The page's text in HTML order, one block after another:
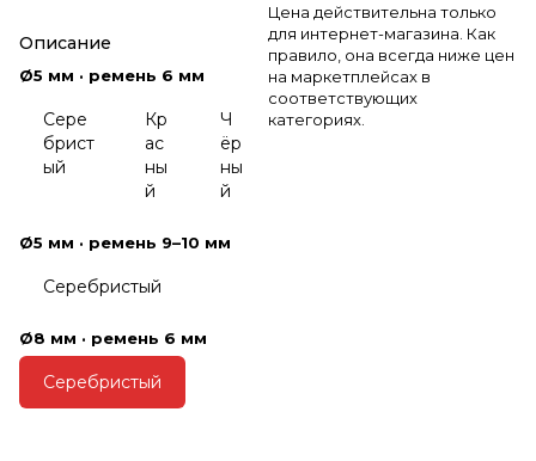
Описание
Ø5 мм · ремень 6 мм
Сере
брист
ый
Кр
ас
ны
й
Ч
ёр
ны
й
Ø5 мм · ремень 9–10 мм
Серебристый
Ø8 мм · ремень 6 мм
Серебристый
Цена действительна только
для интернет-магазина. Как
правило, она всегда ниже цен
на маркетплейсах в
соответствующих
категориях.